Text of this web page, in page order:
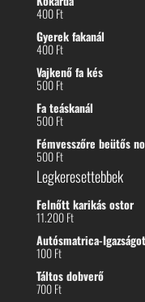
400Ft
Gyerek fakanál
400Ft
Vajkenő fa kés
500Ft
Fa teáskanál
500Ft
Fémvesszőre beütős
500Ft
Legkeresettebbek
Felnőtt karikás ostor
11.200Ft
Autósmatrica-
100Ft
Táltos dobverő
700Ft